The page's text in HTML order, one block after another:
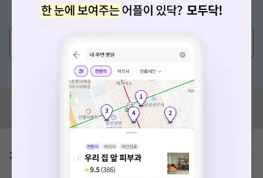
증상/치료, 궁금한 점이 있나요?
의사가 직접 답해드려요!
혹은, 의료상담 서비스에 다양한 게시글 보러가기
혹시 잘못된 병원정보가 있나요?
모두닥 팀에 알려주세요!
가격표 비급여/급여 진료란?